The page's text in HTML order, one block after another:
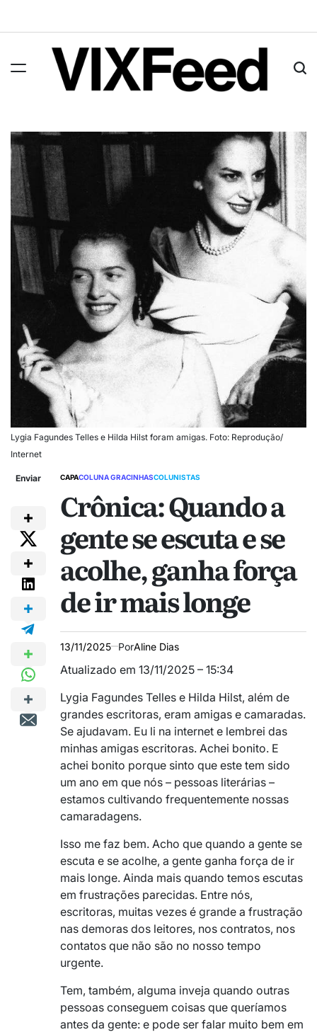
Lygia Fagundes Telles e Hilda Hilst foram amigas. Foto: Reprodução/
Internet
Enviar CAPACOLUNA GRACINHASCOLUNISTAS
Crônica: Quando a
gente se escuta e se
acolhe, ganha força
de ir mais longe
13/11/2025 PorAline Dias
Atualizado em 13/11/2025 – 15:34
Lygia Fagundes Telles e Hilda Hilst, além de
grandes escritoras, eram amigas e camaradas.
Se ajudavam. Eu li na internet e lembrei das
minhas amigas escritoras. Achei bonito. E
achei bonito porque sinto que este tem sido
um ano em que nós – pessoas literárias –
estamos cultivando frequentemente nossas
camaradagens.
Isso me faz bem. Acho que quando a gente se
escuta e se acolhe, a gente ganha força de ir
mais longe. Ainda mais quando temos escutas
em frustrações parecidas. Entre nós,
escritoras, muitas vezes é grande a frustração
nas demoras dos leitores, nos contratos, nos
contatos que não são no nosso tempo
urgente.
Tem, também, alguma inveja quando outras
pessoas conseguem coisas que queríamos
antes da gente: e pode ser falar muito bem em